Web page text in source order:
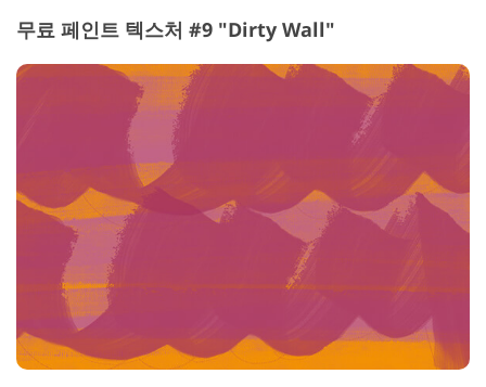
무료 페인트 텍스처 #9 "Dirty Wall"